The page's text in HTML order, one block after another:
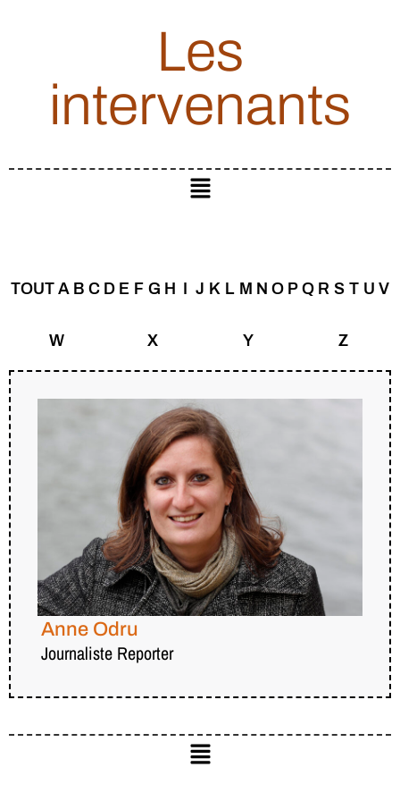
Les
intervenants
TOUT A B C D E F G H J K L M N O P Q R S T U V
W X Y Z
Anne Odru
Journaliste Reporter